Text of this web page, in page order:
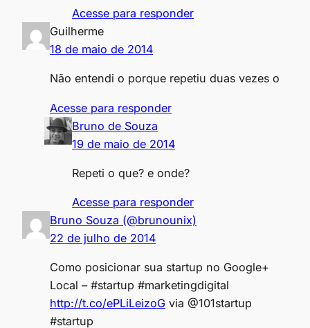
Acesse para responder
Guilherme
18 de maio de 2014
Não entendi o porque repetiu duas vezes o
Acesse para responder
Bruno de Souza
19 de maio de 2014
Repeti o que? e onde?
Acesse para responder
Bruno Souza (@brunounix)
22 de julho de 2014
Como posicionar sua startup no Google+
Local – #startup #marketingdigital
http://t.co/ePLiLeizoG via @101startup
#startup